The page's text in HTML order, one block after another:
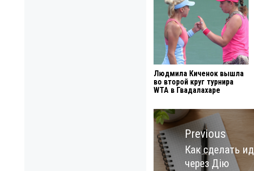
Людмила Киченок вышла
во второй круг турнира
WTA в Гвадалахаре
Навигация
по
записямPrevious
Previous
Как сделать
через Дію